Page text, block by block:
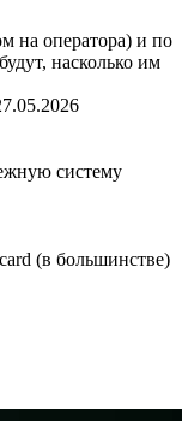
на оператора) и по
насколько им
систему
(в большинстве)